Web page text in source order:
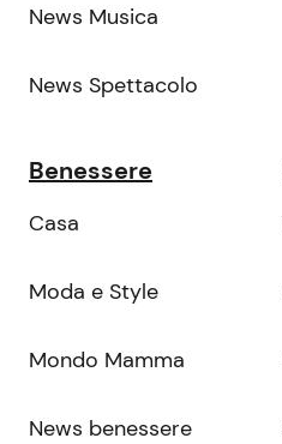
News Musica
News Spettacolo
Benessere
Casa
Moda e Style
Mondo Mamma
News benessere